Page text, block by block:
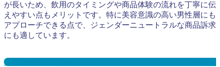
が長いため、飲用のタイミングや商品体験の流れを丁寧に伝
えやすい点もメリットです。特に美容意識の高い男性層にも
アプローチできる点で、ジェンダーニュートラルな商品訴求
にも適しています。
ゴルフ練習場・打ちっぱなしサンプリングとは？メリット３